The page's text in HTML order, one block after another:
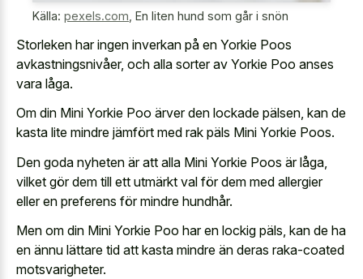
Källa: pexels.com, En liten hund som går i snön
Storleken har ingen inverkan på en Yorkie Poos
avkastningsnivåer, och alla sorter av Yorkie Poo anses
vara låga.
Om din Mini Yorkie Poo ärver den lockade pälsen, kan de
kasta lite mindre jämfört med rak päls Mini Yorkie Poos.
Den goda nyheten är att alla Mini Yorkie Poos är låga,
vilket gör dem till ett utmärkt val för dem med allergier
eller en preferens för mindre hundhår.
Men om din Mini Yorkie Poo har en lockig päls, kan de ha
en ännu lättare tid att kasta mindre än deras raka-coated
motsvarigheter.